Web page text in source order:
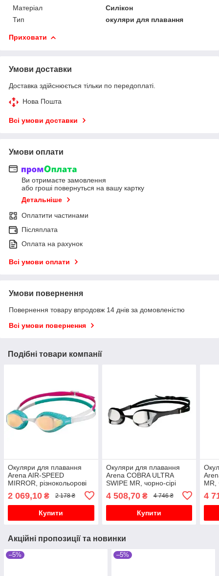
Матеріал
Силікон
Тип
окуляри для плавання
Приховати
Умови доставки
Доставка здійснюється тільки по передоплаті.
Нова Пошта
Всі умови доставки
Умови оплати
Ви отримаєте замовлення
або гроші повернуться на вашу картку
Детальніше
Оплатити частинами
Післяплата
Оплата на рахунок
Всі умови оплати
Умови повернення
Повернення товару впродовж 14 днів за домовленістю
Всі умови повернення
Подібні товари компанії
Окуляри для плавання
Arena AIR-SPEED
MIRROR, різнокольорові
2 069,10 ₴ 2 178 ₴
Купити
Окуляри для плавання
Arena COBRA ULTRA
SWIPE MR, чорно-сірі
4 508,70₴ 4 746 ₴
Купити
MR,
4
Акційні пропозиції та новинки
–5% –5%